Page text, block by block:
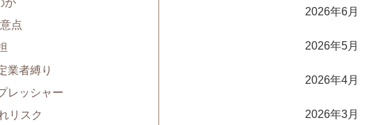
点
業者縛り
レッシャー
リスク
2026年6月
2026年5月
2026年4月
2026年3月